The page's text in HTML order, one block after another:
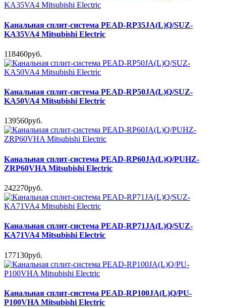
Канальная сплит-система PEAD-RP35JA(L)Q/SUZ-
KA35VA4 Mitsubishi Electric
118460руб.
Канальная сплит-система PEAD-RP50JA(L)Q/SUZ-
KA50VA4 Mitsubishi Electric
139560руб.
Канальная сплит-система PEAD-RP60JA(L)Q/PUHZ-
ZRP60VHA Mitsubishi Electric
242270руб.
Канальная сплит-система PEAD-RP71JA(L)Q/SUZ-
KA71VA4 Mitsubishi Electric
177130руб.
Канальная сплит-система PEAD-RP100JA(L)Q/PU-
P100VHA Mitsubishi Electric